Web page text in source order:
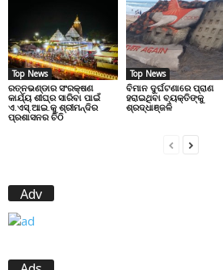
Top News
ରତ୍ନଭଣ୍ଡାର ସଂରକ୍ଷଣ
କାର୍ଯ୍ୟ ଶୀଘ୍ର ସାରିବା ପାଇଁ
ଏ.ଏସ୍.ଆଇ.କୁ ଶ୍ରୀମନ୍ଦିର
ପ୍ରଶାସନର ଚିଠି
Top News
ବିମାନ ଦୁର୍ଘଟଣାରେ ପ୍ରାଣ
ହରାଇଥିବା ବ୍ୟକ୍ତିଙ୍କୁ
ଶ୍ରଦ୍ଧାଞ୍ଜଳି
Adv